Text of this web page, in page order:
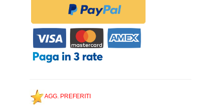
AGG. PREFERITI